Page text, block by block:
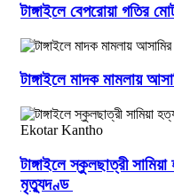
টাঙ্গাইলে বেপরোয়া গতির
টাঙ্গাইলে মাদক মামলায়
টাঙ্গাইলে স্কুলছাত্রী
মৃত্যুদণ্ড